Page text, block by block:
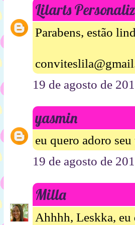
Lilarts
Parabens, estão
19 de agosto de
yasmin
eu quero adoro
19 de agosto de
Milla
Ahhhh, Leskka, eu